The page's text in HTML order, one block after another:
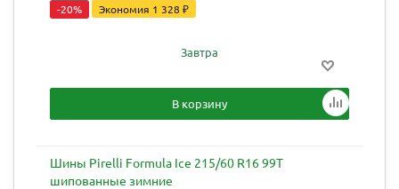
-20% Экономия 1 328 ₽
Завтра
В корзину
Шины Pirelli Formula Ice 215/60 R16 99T
шипованные зимние